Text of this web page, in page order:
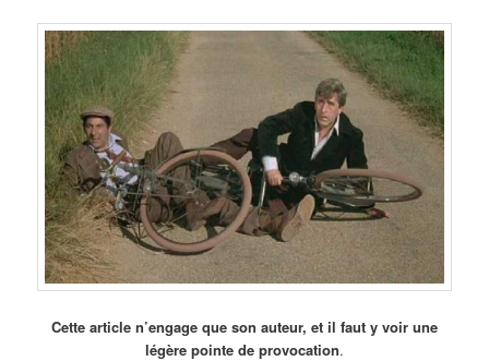
Cette article n’engage que son auteur, et il faut y voir une
légère pointe de provocation.